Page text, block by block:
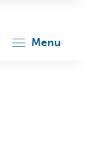
menu